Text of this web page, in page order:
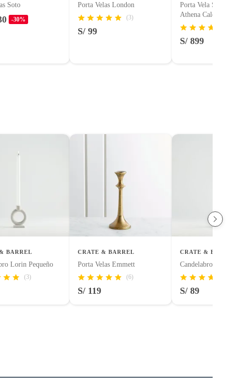
Soto
-30%
Porta Velas London
(3)
S/ 99
Porta Vela
Athena
S/ 899
BARREL
Lorin Pequeño
(3)
CRATE & BARREL
Porta Velas Emmett
(6)
S/ 119
CRATE &
Candelabro
S/ 89